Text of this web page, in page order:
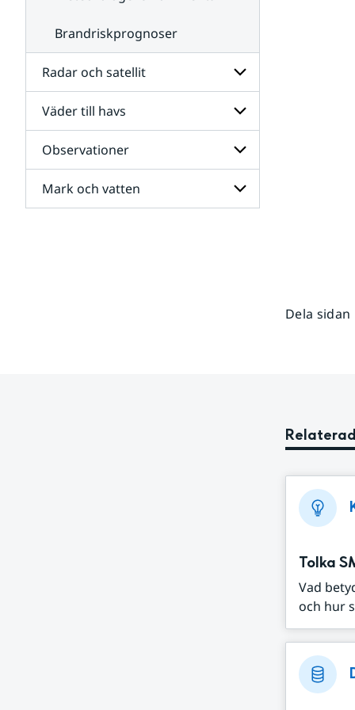
Brandriskprognoser
Radar och satellit
Undersidor
för
Radar
och
satellit
Väder till havs
Undersidor
för
Väder
till
havs
Observationer
Undersidor
för
Mark och vatten
Dela sidan
Tolka
Vad
och hur